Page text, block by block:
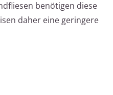
benötigen diese
daher eine geringere